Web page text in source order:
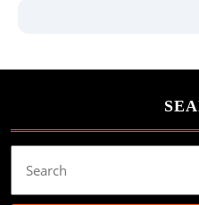
for: